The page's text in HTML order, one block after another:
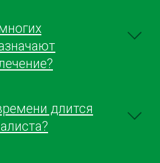
длится